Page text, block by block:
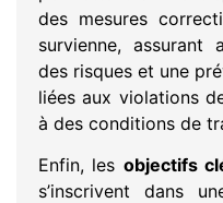
des mesures
survienne, assurant
des risques et une
liées aux violations
à des conditions de
Enfin, les objectifs
s’inscrivent dans